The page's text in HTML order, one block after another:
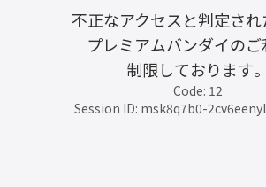
不正なアクセスと判定され
プレミアムバンダイのご
制限しております。
Code: 12
Session ID: msk8q7b0-